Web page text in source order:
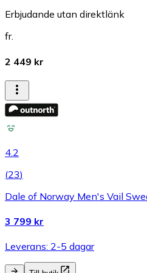
Erbjudande utan direktlänk
fr.
2 449 kr
4.2
(23)
Dale of Norway Men's Vail
3 799 kr
Leverans: 2-5 dagar